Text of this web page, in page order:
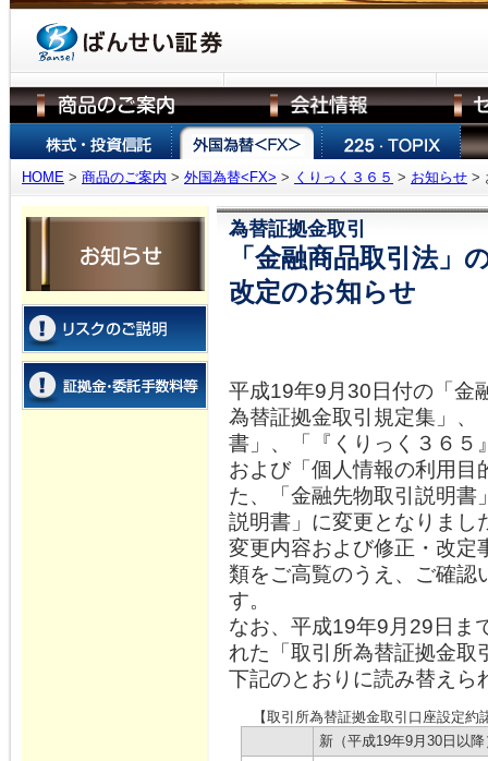
HOME > 商品のご案内 > 外国為替<FX> > くりっく３６５ > お知らせ >
為替証拠金取引
「金融商品取引法」
改定のお知らせ
平成19年9月30日付の「金
為替証拠金取引規定集」、
書」、「『くりっく３６５
および「個人情報の利用目
た、「金融先物取引説明書
説明書」に変更となりまし
変更内容および修正・改定
類をご高覧のうえ、ご確認
す。
なお、平成19年9月29日ま
れた「取引所為替証拠金取
下記のとおりに読み替えら
【取引所為替証拠金取引口座設定約
新（平成19年9月30日以降